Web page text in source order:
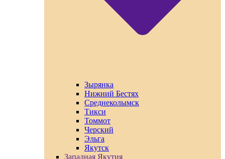
Зырянка
Нижний Бестях
Среднеколымск
Тикси
Томмот
Черский
Эльга
Якутск
Западная Якутия